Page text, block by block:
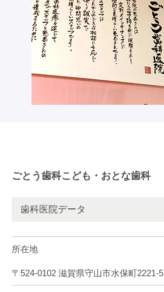
ごとう歯科こども・おとな歯科
歯科医院データ
所在地
〒524-0102 滋賀県守山市水保町2221-5